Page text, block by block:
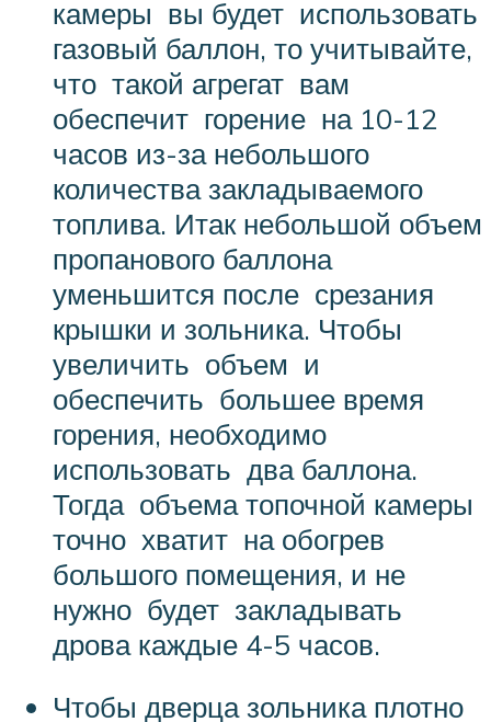
камеры вы будет использовать
газовый баллон, то учитывайте,
что такой агрегат вам
обеспечит горение на 10-12
часов из-за небольшого
количества закладываемого
топлива. Итак небольшой объем
пропанового баллона
уменьшится после срезания
крышки и зольника. Чтобы
увеличить объем и
обеспечить большее время
горения, необходимо
использовать два баллона.
Тогда объема топочной камеры
точно хватит на обогрев
большого помещения, и не
нужно будет закладывать
дрова каждые 4-5 часов.
Чтобы дверца зольника плотно